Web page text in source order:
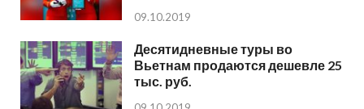
09.10.2019
Десятидневные туры во
Вьетнам продаются дешевле 25
тыс. руб.